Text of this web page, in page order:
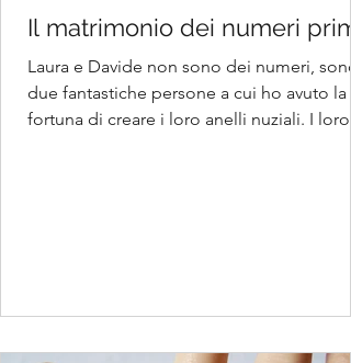
Il matrimonio dei numeri primi
Laura e Davide non sono dei numeri, sono
due fantastiche persone a cui ho avuto la
fortuna di creare i loro anelli nuziali. I